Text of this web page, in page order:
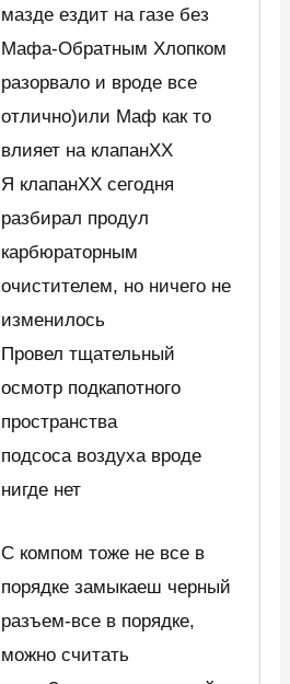
мазде ездит на газе без
Мафа-Обратным Хлопком
разорвало и вроде все
отлично)или Маф как то
влияет на клапанХХ
Я клапанХХ сегодня
разбирал продул
карбюраторным
очистителем, но ничего не
изменилось
Провел тщательный
осмотр подкапотного
пространства
подсоса воздуха вроде
нигде нет
С компом тоже не все в
порядке замыкаеш черный
разъем-все в порядке,
можно считать